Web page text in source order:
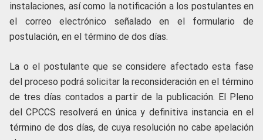
instalaciones, así como la notificación a los postulantes en
el correo electrónico señalado en el formulario de
postulación, en el término de dos días.
La o el postulante que se considere afectado esta fase
del proceso podrá solicitar la reconsideración en el término
de tres días contados a partir de la publicación. El Pleno
del CPCCS resolverá en única y definitiva instancia en el
término de dos días, de cuya resolución no cabe apelación